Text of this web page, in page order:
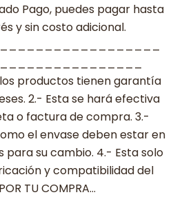
Pago, puedes pagar hasta
y sin costo adicional.
productos tienen garantía
2.- Esta se hará efectiva
o factura de compra. 3.-
el envase deben estar en
para su cambio. 4.- Esta solo
y compatibilidad del
TU COMPRA…